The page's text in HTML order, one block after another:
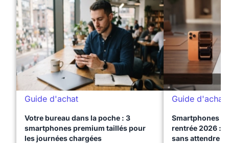
Guide d'achat
Votre bureau dans la poche : 3
smartphones premium taillés pour
les journées chargées
Guide d'achat
Smartphones
rentrée 2026 :
sans attendre